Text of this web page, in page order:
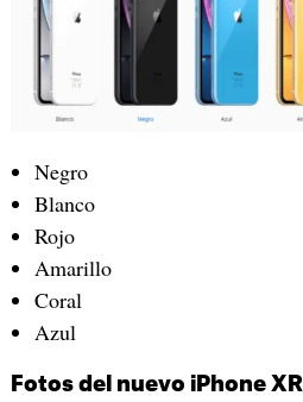
Negro
Blanco
Rojo
Amarillo
Coral
Azul
Fotos del nuevo iPhone XR